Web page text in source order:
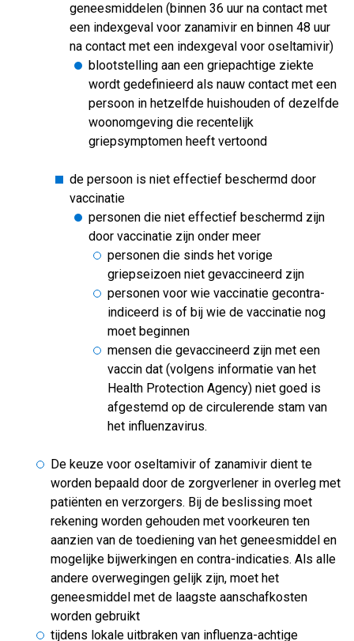
geneesmiddelen (binnen 36 uur na contact met
een indexgeval voor zanamivir en binnen 48 uur
na contact met een indexgeval voor oseltamivir)
blootstelling aan een griepachtige ziekte
wordt gedefinieerd als nauw contact met een
persoon in hetzelfde huishouden of dezelfde
woonomgeving die recentelijk
griepsymptomen heeft vertoond
de persoon is niet effectief beschermd door
vaccinatie
personen die niet effectief beschermd zijn
door vaccinatie zijn onder meer
personen die sinds het vorige
griepseizoen niet gevaccineerd zijn
personen voor wie vaccinatie gecontra-
indiceerd is of bij wie de vaccinatie nog
moet beginnen
mensen die gevaccineerd zijn met een
vaccin dat (volgens informatie van het
Health Protection Agency) niet goed is
afgestemd op de circulerende stam van
het influenzavirus.
De keuze voor oseltamivir of zanamivir dient te
worden bepaald door de zorgverlener in overleg met
patiënten en verzorgers. Bij de beslissing moet
rekening worden gehouden met voorkeuren ten
aanzien van de toediening van het geneesmiddel en
mogelijke bijwerkingen en contra-indicaties. Als alle
andere overwegingen gelijk zijn, moet het
geneesmiddel met de laagste aanschafkosten
worden gebruikt
tijdens lokale uitbraken van influenza-achtige